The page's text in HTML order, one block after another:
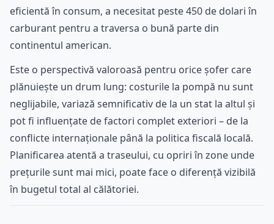
eficientă în consum, a necesitat peste 450 de dolari în
carburant pentru a traversa o bună parte din
continentul american.
Este o perspectivă valoroasă pentru orice șofer care
plănuiește un drum lung: costurile la pompă nu sunt
neglijabile, variază semnificativ de la un stat la altul și
pot fi influențate de factori complet exteriori – de la
conflicte internaționale până la politica fiscală locală.
Planificarea atentă a traseului, cu opriri în zone unde
prețurile sunt mai mici, poate face o diferență vizibilă
în bugetul total al călătoriei.